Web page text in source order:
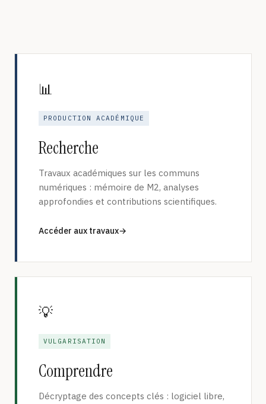
📊
PRODUCTION ACADÉMIQUE
Recherche
Travaux académiques sur les communs
numériques : mémoire de M2, analyses
approfondies et contributions scientifiques.
Accéder aux travaux
💡
VULGARISATION
Comprendre
Décryptage des concepts clés : logiciel libre,